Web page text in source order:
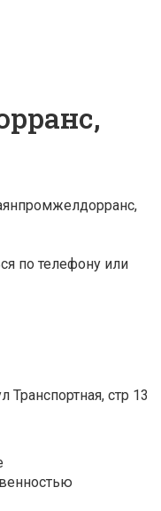
по телефону или
Транспортная, стр 13